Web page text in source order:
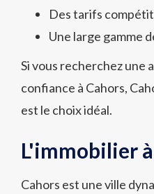
Des tarifs
Une large gamme
Si vous recherchez une
confiance à Cahors,
est le choix idéal.
L'immobilier
Cahors est une ville